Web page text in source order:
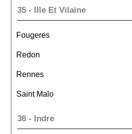
35 - Ille Et Vilaine
Fougeres
Redon
Rennes
Saint Malo
36 - Indre